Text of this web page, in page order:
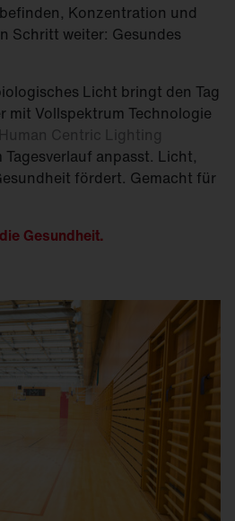
Konzentration und
Schritt weiter: Gesundes
Licht bringt den Tag
mit Vollspektrum Technologie
Human Centric Lighting
Tagesverlauf anpasst. Licht,
fördert. Gemacht für
Gesundheit.